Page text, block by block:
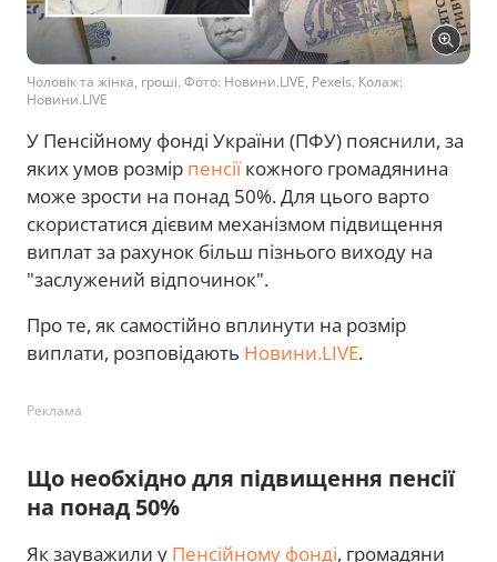
Чоловік та жінка, гроші. Фото: Новини.LIVE, Pexels. Колаж:
Новини.LIVE
У Пенсійному фонді України (ПФУ) пояснили, за
яких умов розмір пенсіїкожного громадянина
може зрости на понад 50%. Для цього варто
скористатися дієвим механізмом підвищення
виплат за рахунок більш пізнього виходу на
"заслужений відпочинок".
Про те, як самостійно вплинути на розмір
виплати, розповідають Новини.LIVE.
Реклама
Що необхідно для підвищення пенсії
на понад 50%
Як зауважили у Пенсійному фонді, громадяни